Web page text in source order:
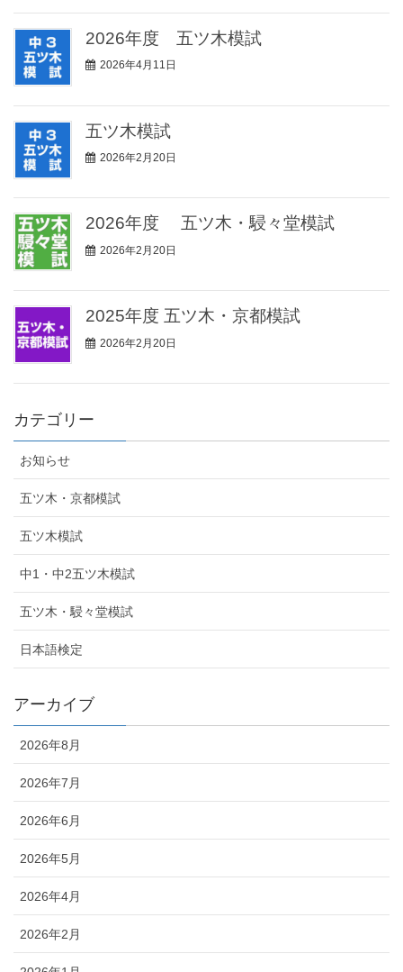
2026年度 五ツ木模試
2026年4月11日
五ツ木模試
2026年2月20日
2026年度 五ツ木・駸々堂模試
2026年2月20日
2025年度 五ツ木・京都模試
2026年2月20日
カテゴリー
お知らせ
五ツ木・京都模試
五ツ木模試
中1・中2五ツ木模試
五ツ木・駸々堂模試
日本語検定
アーカイブ
2026年8月
2026年7月
2026年6月
2026年5月
2026年4月
2026年2月